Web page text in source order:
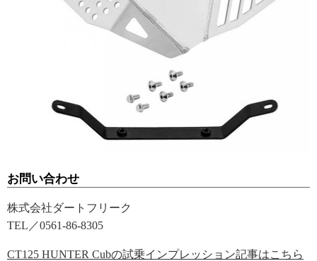
お問い合わせ
株式会社ダートフリーク
TEL／0561-86-8305
CT125 HUNTER Cubの試乗インプレッション記事はこちら